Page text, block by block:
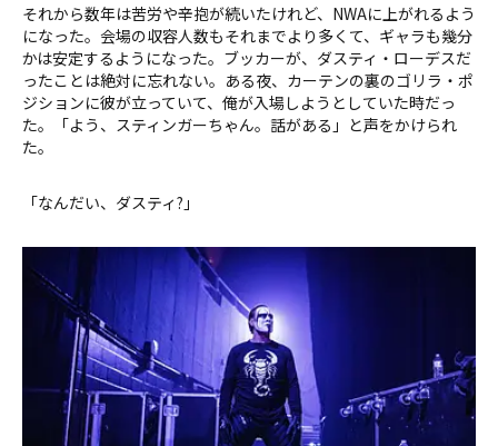
それから数年は苦労や辛抱が続いたけれど、NWAに上がれるよう
になった。会場の収容人数もそれまでより多くて、ギャラも幾分
かは安定するようになった。ブッカーが、ダスティ・ローデスだ
ったことは絶対に忘れない。ある夜、カーテンの裏のゴリラ・ポ
ジションに彼が立っていて、俺が入場しようとしていた時だっ
た。「よう、スティンガーちゃん。話がある」と声をかけられ
た。
「なんだい、ダスティ?」